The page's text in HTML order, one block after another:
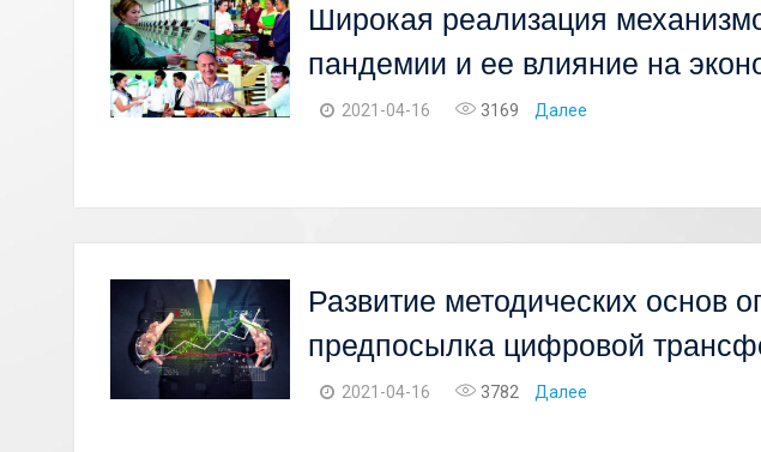
Широкая реализация
пандемии и ее влияние на
2021-04-16 3169 Далее
Развитие методических основ
предпосылка цифровой
2021-04-16 3782 Далее